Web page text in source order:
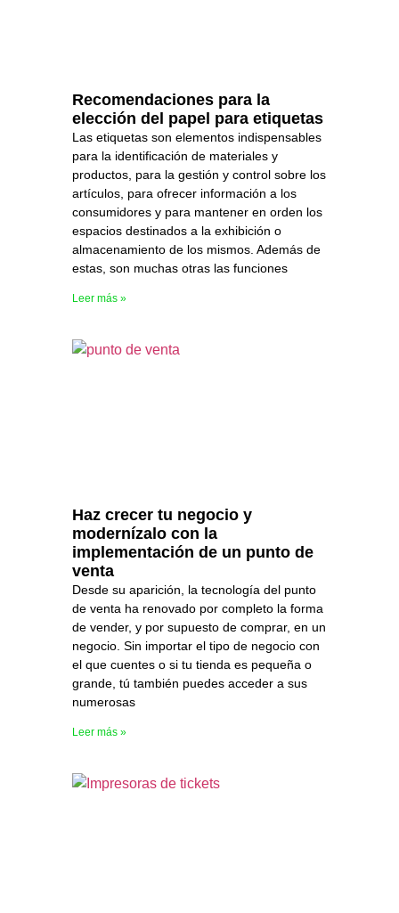
Recomendaciones para la
elección del papel para etiquetas
Las etiquetas son elementos indispensables
para la identificación de materiales y
productos, para la gestión y control sobre los
artículos, para ofrecer información a los
consumidores y para mantener en orden los
espacios destinados a la exhibición o
almacenamiento de los mismos. Además de
estas, son muchas otras las funciones
Leer más »
Haz crecer tu negocio y
modernízalo con la
implementación de un punto de
venta
Desde su aparición, la tecnología del punto
de venta ha renovado por completo la forma
de vender, y por supuesto de comprar, en un
negocio. Sin importar el tipo de negocio con
el que cuentes o si tu tienda es pequeña o
grande, tú también puedes acceder a sus
numerosas
Leer más »